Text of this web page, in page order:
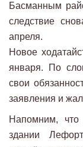
Басманным
следствие
апреля.
Новое
января. По
свои
заявления и
Напомним, что
здании